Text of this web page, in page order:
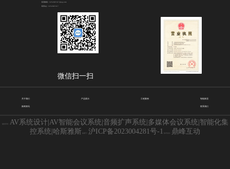
联系邮箱：3252087417@qq.com
联系QQ：3252087417
微信扫一扫
关于我们 产品展示 工程案例 智能家居
新闻资讯 联系我们
版权所有：
AV系统设计|AV智能会议系统|音频扩声系统|多媒体会议系统|智能化集
控系统|哈斯雅斯 备案号： 沪ICP备2023004281号-1 技术支持： 鼎峰互动